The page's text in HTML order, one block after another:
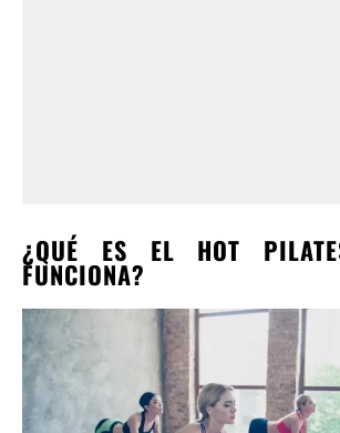
¿QUÉ ES EL HOT
FUNCIONA?